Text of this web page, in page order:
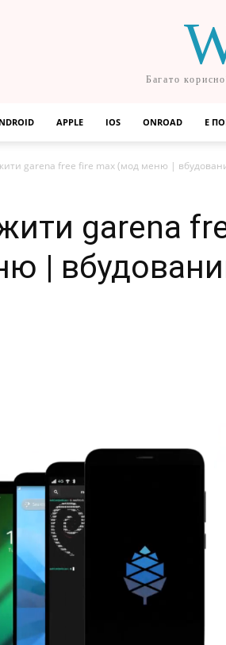
Багато
APPLE IOS ONROAD Е
garena free fire max (мод меню |
garena
|